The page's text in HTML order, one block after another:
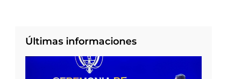
Últimas informaciones